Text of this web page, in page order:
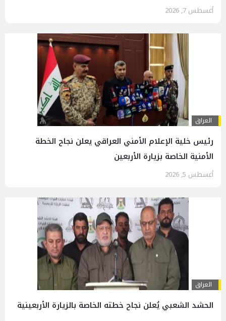
أغسطس 7, 2026
العراق
رئيس خلية الإعلام الأمني العراقي يعلن نجاح الخطة
الأمنية الخاصة بزيارة الأربعين
أغسطس 5, 2026
العراق
الحشد الشعبي يُعلن نجاح خطته الخاصة بالزيارة الأربعينية